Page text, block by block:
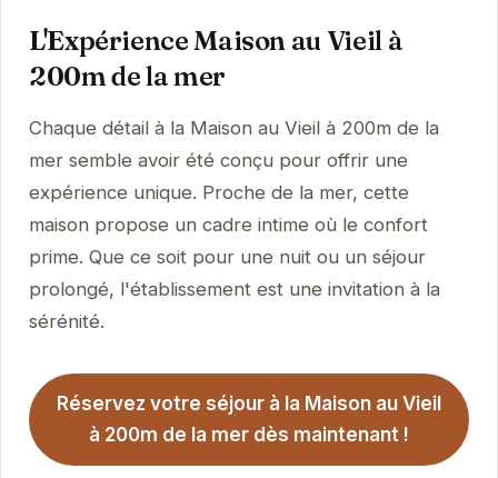
L'Expérience Maison au Vieil à
200m de la mer
Chaque détail à la Maison au Vieil à 200m de la
mer semble avoir été conçu pour offrir une
expérience unique. Proche de la mer, cette
maison propose un cadre intime où le confort
prime. Que ce soit pour une nuit ou un séjour
prolongé, l'établissement est une invitation à la
sérénité.
Réservez votre séjour à la Maison au Vieil
à 200m de la mer dès maintenant !